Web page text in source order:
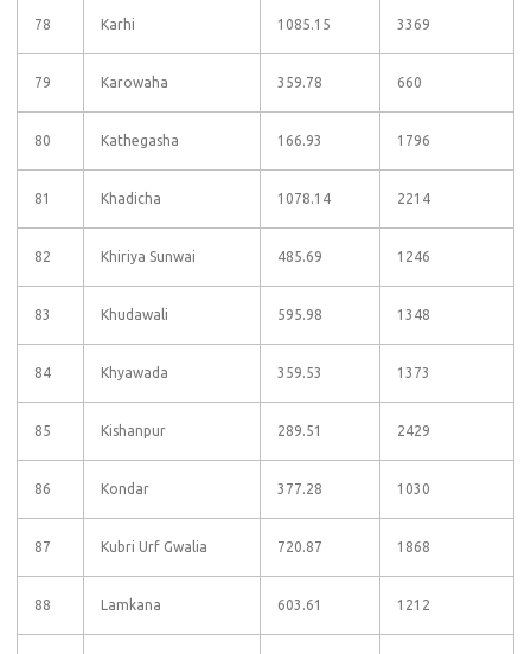
78 Karhi 1085.15 3369
79 Karowaha 359.78 660
80 Kathegasha 166.93 1796
81 Khadicha 1078.14 2214
82 Khiriya Sunwai 485.69 1246
83 Khudawali 595.98 1348
84 Khyawada 359.53 1373
85 Kishanpur 289.51 2429
86 Kondar 377.28 1030
87 Kubri Urf Gwalia 720.87 1868
88 Lamkana 603.61 1212